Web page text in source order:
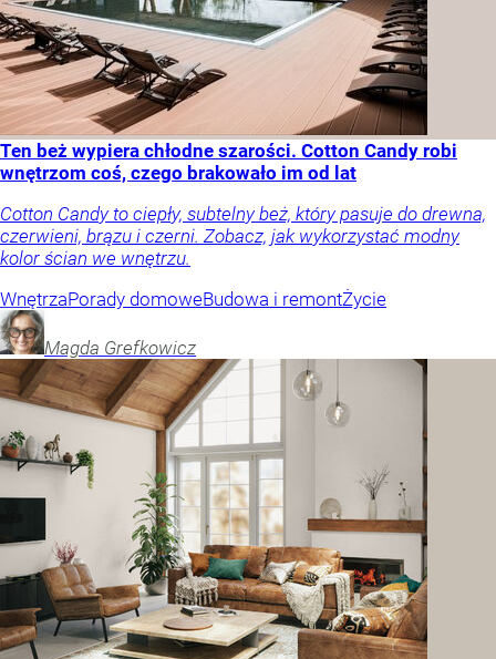
Ten beż wypiera chłodne szarości. Cotton Candy robi
wnętrzom coś, czego brakowało im od lat
Cotton Candy to ciepły, subtelny beż, który pasuje do drewna,
czerwieni, brązu i czerni. Zobacz, jak wykorzystać modny
kolor ścian we wnętrzu.
WnętrzaPorady domoweBudowa i remontŻycie
Magda Grefkowicz